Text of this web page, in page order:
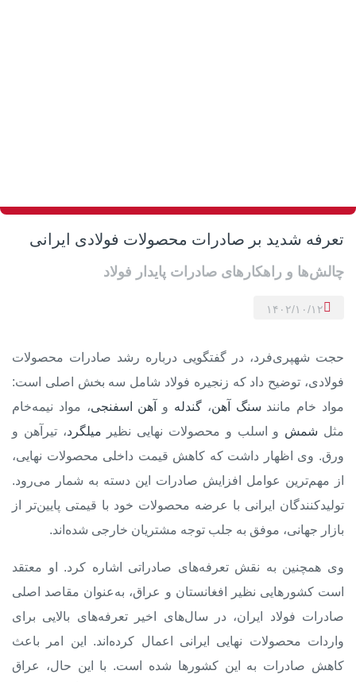
تعرفه شدید بر صادرات محصولات فولادی ایرانی
چالش‌ها و راهکارهای صادرات پایدار فولاد
۱۴۰۲/۱۰/۱۲
حجت شهپری‌فرد، در گفتگویی درباره رشد صادرات محصولات
فولادی، توضیح داد که زنجیره فولاد شامل سه بخش اصلی است:
مواد خام مانند سنگ آهن، گندله و آهن اسفنجی، مواد نیمه‌خام
مثل شمش و اسلب و محصولات نهایی نظیر میلگرد، تیرآهن و
ورق. وی اظهار داشت که کاهش قیمت داخلی محصولات نهایی،
از مهم‌ترین عوامل افزایش صادرات این دسته به شمار می‌رود.
تولیدکنندگان ایرانی با عرضه محصولات خود با قیمتی پایین‌تر از
بازار جهانی، موفق به جلب توجه مشتریان خارجی شده‌اند.
وی همچنین به نقشتعرفه‌های صادراتی اشاره کرد. او معتقد
است کشورهایی نظیر افغانستان و عراق، به‌عنوان مقاصد اصلی
صادرات فولاد ایران، در سال‌های اخیر تعرفه‌های بالایی برای
واردات محصولات نهایی ایرانی اعمال کرده‌اند. این امر باعث
کاهش صادرات به این کشورها شده است. با این حال، عراق